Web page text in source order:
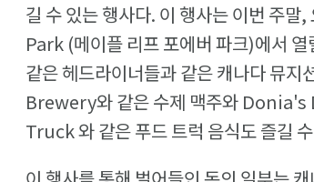
길 수 있는 행사다. 이 행사는 이번 주
Park (메이플 리프 포에버 파크)에서
같은 헤드라이너들과 같은 캐나다 뮤
Brewery와 같은 수제 맥주와
Truck 와 같은 푸드 트럭 음식도 즐길